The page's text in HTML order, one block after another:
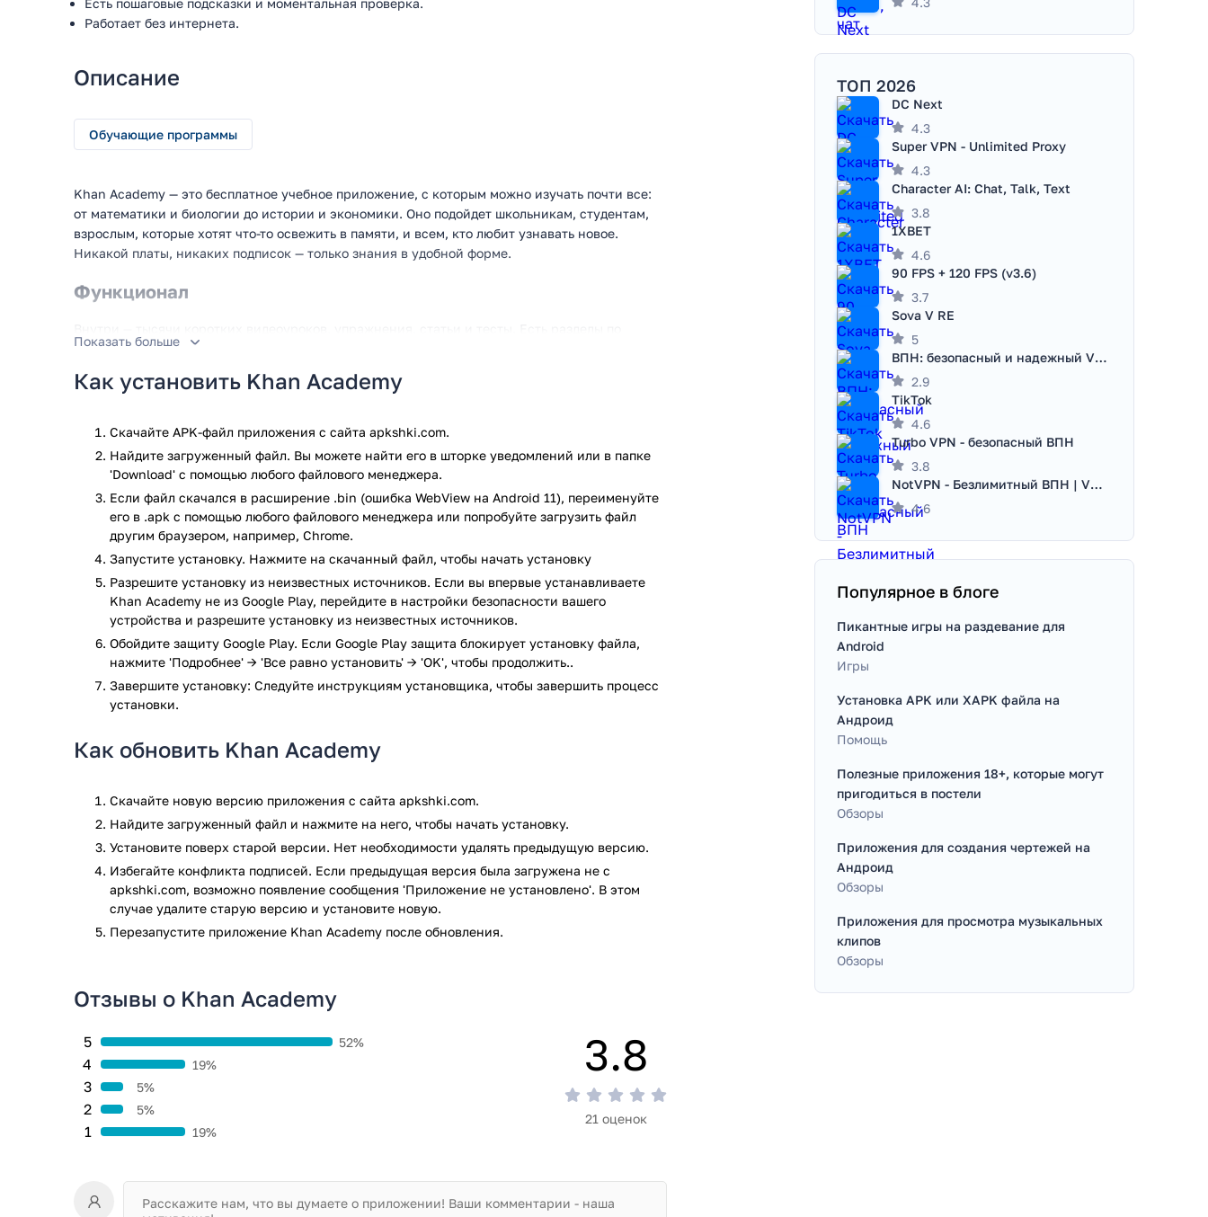
Есть пошаговые подсказки и моментальная проверка.
Работает без интернета.
Описание
Обучающие программы
Khan Academy — это бесплатное учебное приложение, с которым можно изучать почти все:
от математики и биологии до истории и экономики. Оно подойдет школьникам, студентам,
взрослым, которые хотят что-то освежить в памяти, и всем, кто любит узнавать новое.
Никакой платы, никаких подписок — только знания в удобной форме.
Функционал
арифметике, алгебре, геометрии, химии, физике, астрономии, истории и даже финансовой
материал в своем темпе, возвращаться к нужным темам, получать подсказки, когда что-то не
дальше. Если хочется учиться без интернета — просто скачайте нужные видео заранее. Для
этого даже не нужно создавать аккаунт, но если заведете — ваш прогресс будет сохраняться
и синхронизироваться с сайтом Khan Academy.
Khan Academy — это ваш личный репетитор, с которым можно и подготовиться к экзамену, и
разобраться с темой, которая раньше казалась сложной, и просто учиться для удовольствия.
Главное — у вас есть желание. Все остальное тут уже есть. Установите и начните — вдруг вы
захотите снова вспомнить, что такое дифференциальные уравнения или как происходят
изменения климата.
Приложение Khan Academy прошло проверку антивирусом VirusTotal. В результате проверки
по всем последним сигнатурам заражения файлов не выявлено.
Показать больше
Как установить Khan Academy
Скачайте APK-файл приложения с сайта apkshki.com.
Найдите загруженный файл. Вы можете найти его в шторке уведомлений или в папке
'Download' с помощью любого файлового менеджера.
Если файл скачался в расширение .bin (ошибка WebView на Android 11), переименуйте
его в .apk с помощью любого файлового менеджера или попробуйте загрузить файл
другим браузером, например, Chrome.
Запустите установку. Нажмите на скачанный файл, чтобы начать установку
Разрешите установку из неизвестных источников. Если вы впервые устанавливаете
Khan Academy не из Google Play, перейдите в настройки безопасности вашего
устройства и разрешите установку из неизвестных источников.
Обойдите защиту Google Play. Если Google Play защита блокирует установку файла,
нажмите 'Подробнее' → 'Все равно установить' → 'OK', чтобы продолжить..
Завершите установку: Следуйте инструкциям установщика, чтобы завершить процесс
установки.
Как обновить Khan Academy
Скачайте новую версию приложения с сайта apkshki.com.
Найдите загруженный файл и нажмите на него, чтобы начать установку.
Установите поверх старой версии. Нет необходимости удалять предыдущую версию.
Избегайте конфликта подписей. Если предыдущая версия была загружена не с
apkshki.com, возможно появление сообщения 'Приложение не установлено'. В этом
случае удалите старую версию и установите новую.
Перезапустите приложениe Khan Academy после обновления.
Отзывы о Khan Academy
1 19%
2 5%
3 5%
4 19%
5 52% 3.8
21 оценок
ТОП 2026
DC Next
4.3
Super VPN - Unlimited Proxy
4.3
Character AI: Chat, Talk, Text
3.8
1XBET
4.6
90 FPS + 120 FPS (v3.6)
3.7
Sova V RE
5
ВПН: безопасный и надежный VPN
2.9
TikTok
4.6
Turbo VPN - безопасный ВПН
3.8
NotVPN - Безлимитный ВПН | VPN
4.6
Популярное в блоге
Пикантные игры на раздевание для
Android
Игры
Установка APK или XAPK файла на
Андроид
Помощь
Полезные приложения 18+, которые могут
пригодиться в постели
Обзоры
Приложения для создания чертежей на
Андроид
Обзоры
Приложения для просмотра музыкальных
клипов
Обзоры